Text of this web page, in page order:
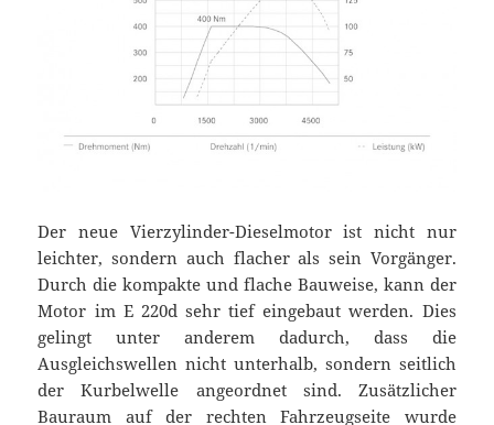
Der neue Vierzylinder-Dieselmotor ist nicht nur
leichter, sondern auch flacher als sein Vorgänger.
Durch die kompakte und flache Bauweise, kann der
Motor im E 220d sehr tief eingebaut werden. Dies
gelingt unter anderem dadurch, dass die
Ausgleichswellen nicht unterhalb, sondern seitlich
der Kurbelwelle angeordnet sind. Zusätzlicher
Bauraum auf der rechten Fahrzeugseite wurde